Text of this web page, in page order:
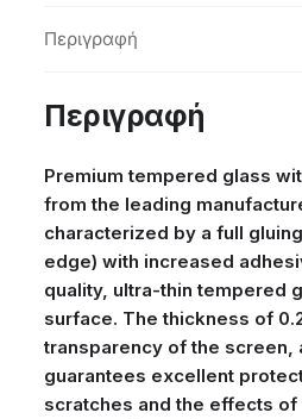
ποσότητα
Περιγραφή
Περιγραφή
Premium tempered glass
from the leading
characterized by a full
edge) with increased
quality, ultra-thin tempered
surface. The thickness of
transparency of the screen,
guarantees excellent
scratches and the effects of